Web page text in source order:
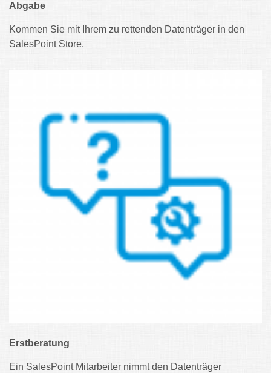
Abgabe
Kommen Sie mit Ihrem zu rettenden Datenträger in den
SalesPoint Store.
Erstberatung
Ein SalesPoint Mitarbeiter nimmt den Datenträger